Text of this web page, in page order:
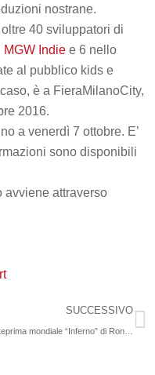
nostrane.
oltre 40 sviluppatori di
MGW Indie e 6 nello
al pubblico kids e
è a FieraMilanoCity,
2016.
a venerdì 7 ottobre. E’
sono disponibili
avviene attraverso
SUCCESSIVO
Anteprima mondiale “Inferno” di Ron Howard